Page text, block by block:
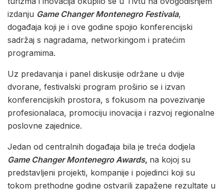
izdanju Game Changer Montenegro Festivala,
događaja koji je i ove godine spojio konferencijski
sadržaj s nagradama, networkingom i pratećim
programima.
Uz predavanja i panel diskusije održane u dvije
dvorane, festivalski program proširio se i izvan
konferencijskih prostora, s fokusom na povezivanje
profesionalaca, promociju inovacija i razvoj regionalne
poslovne zajednice.
Jedan od centralnih događaja bila je treća dodjela
Game Changer Montenegro Awards, na kojoj su
predstavljeni projekti, kompanije i pojedinci koji su
tokom prethodne godine ostvarili zapažene rezultate u